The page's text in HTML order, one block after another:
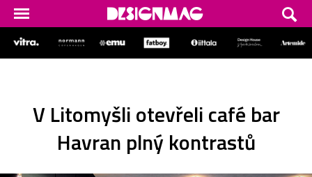
V Litomyšli otevřeli café bar
Havran plný kontrastů